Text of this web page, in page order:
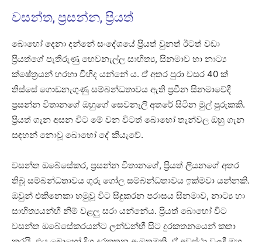
වසන්ත, ප්‍රසන්න, ප්‍රියත්
බොහෝ දෙනා දන්නේ සංදේශයේ ප්‍රියත් වුනත් ඊටත් වඩා
ප්‍රියත්ගේ පැතිරුණු හෙවනැල්ල සාහිත්‍ය, සිනමාව හා නාට්‍ය
ක්ෂේත්‍රයන් හරහා විහිද යන්නේ ය. ඒ අතර පුරා වසර 40 ක්
තිස්සේ ගොඩනැගුණු සම්බන්ධතාවය ඇති ප්‍රවීන සිනමාවේදී
ප්‍රසන්න විතානගේ ඔහුගේ සෙවනැලි අතරේ සිටින මුල් පුරුකකි.
ප්‍රියත් ගැන අසන විට මේ වන විටත් බොහෝ තැන්වල ඔහු ගැන
සඳහන් නොවූ බොහෝ දේ කියැවේ.
වසන්ත ඔබේසේකර, ප්‍රසන්න විතානගේ, ප්‍රියත් ලියනගේ අතර
තිබූ සම්බන්ධතාවය ගුරු ගෝල සම්බන්ධතාවය ඉක්මවා යන්නකි.
ඔවුන් එකිනෙකා හමුවූ විට සිදුකරන පරාසය සිනමාව, නාට්‍ය හා
සාහිත්‍යයන්හී නිම් වළලු සරා යන්නේය. ප්‍රියත් බොහෝ විට
වසන්ත ඔබේසේකරයන්ට ලන්ඩන්හී සිට දුරකතනයෙන් කතා